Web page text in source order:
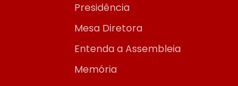
Presidência
Mesa Diretora
Entenda a Assembleia
Memória